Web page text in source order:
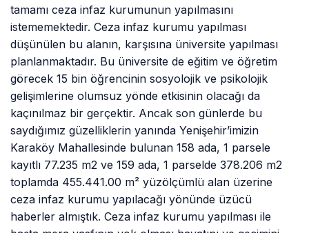
tamamı ceza infaz kurumunun yapılmasını
istememektedir. Ceza infaz kurumu yapılması
düşünülen bu alanın, karşısına üniversite yapılması
planlanmaktadır. Bu üniversite de eğitim ve öğretim
görecek 15 bin öğrencinin sosyolojik ve psikolojik
gelişimlerine olumsuz yönde etkisinin olacağı da
kaçınılmaz bir gerçektir. Ancak son günlerde bu
saydığımız güzelliklerin yanında Yenişehir’imizin
Karaköy Mahallesinde bulunan 158 ada, 1 parsele
kayıtlı 77.235 m2 ve 159 ada, 1 parselde 378.206 m2
toplamda 455.441.00 m² yüzölçümlü alan üzerine
ceza infaz kurumu yapılacağı yönünde üzücü
haberler almıştık. Ceza infaz kurumu yapılması ile